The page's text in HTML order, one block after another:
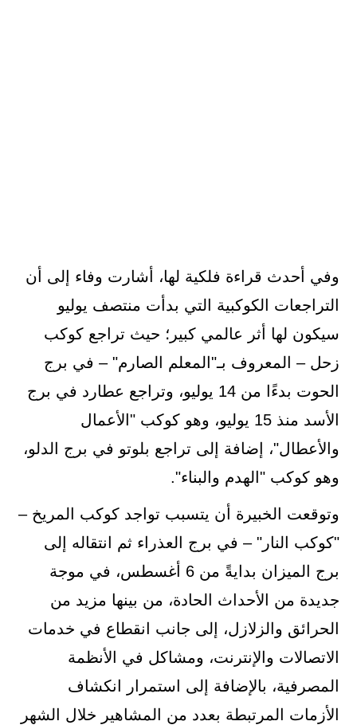
وفي أحدث قراءة فلكية لها، أشارت وفاء إلى أن
التراجعات الكوكبية التي بدأت منتصف يوليو
سيكون لها أثر عالمي كبير؛ حيث تراجع كوكب
زحل – المعروف بـ"المعلم الصارم" – في برج
الحوت بدءًا من 14 يوليو، وتراجع عطارد في برج
الأسد منذ 15 يوليو، وهو كوكب "الأعمال
والأعطال"، إضافة إلى تراجع بلوتو في برج الدلو،
وهو كوكب "الهدم والبناء".
وتوقعت الخبيرة أن يتسبب تواجد كوكب المريخ –
"كوكب النار" – في برج العذراء ثم انتقاله إلى
برج الميزان بدايةً من 6 أغسطس، في موجة
جديدة من الأحداث الحادة، من بينها مزيد من
الحرائق والزلازل، إلى جانب انقطاع في خدمات
الاتصالات والإنترنت، ومشاكل في الأنظمة
المصرفية، بالإضافة إلى استمرار انكشاف
الأزمات المرتبطة بعدد من المشاهير خلال الشهر